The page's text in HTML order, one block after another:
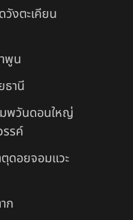
งตะเคียน
พูน
านี
พวันดอนใหญ่
รค์
ดอยจอมแวะ
ก